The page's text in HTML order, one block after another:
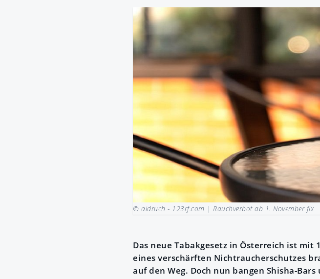
© aidruch - 123rf.com | Rauchverbot ab 1. November fix
Das neue Tabakgesetz in Österreich ist mit
eines verschärften Nichtraucherschutzes
auf den Weg. Doch nun bangen Shisha-